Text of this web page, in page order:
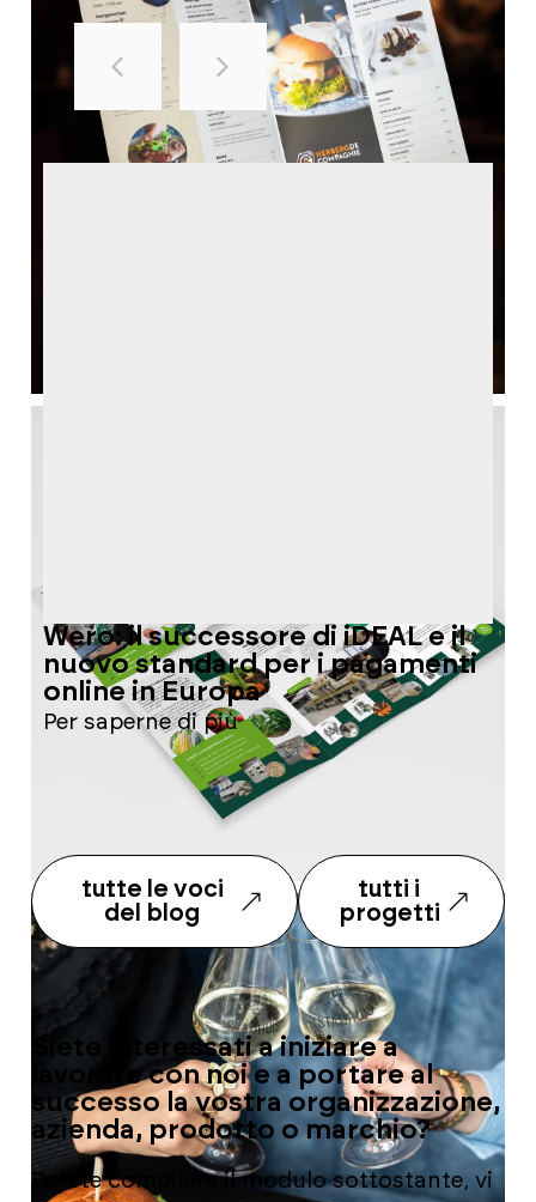
Wero: il successore di iDEAL e il
nuovo standard per i pagamenti
online in Europa
Per saperne di più
tutte le voci
del blog
tutti i
progetti
Siete interessati a iniziare a
lavorare con noi e a portare al
successo la vostra organizzazione,
azienda, prodotto o marchio?
Potete compilare il modulo sottostante, vi